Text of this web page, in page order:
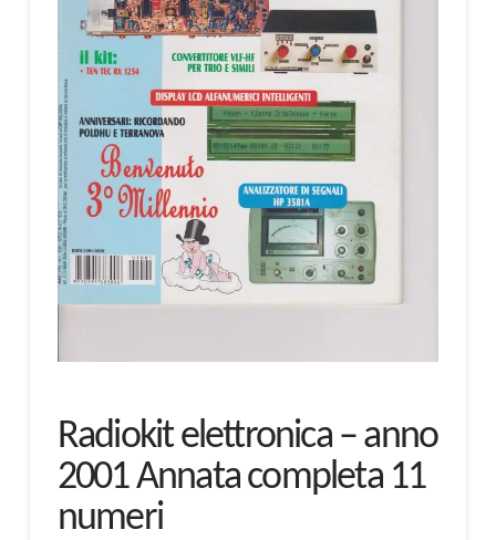
Radiokit elettronica – anno
2001 Annata completa 11
numeri